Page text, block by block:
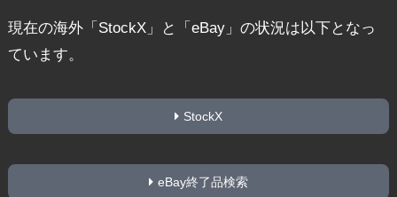
現在の海外「StockX」と「eBay」の状況は以下となっ
ています。
StockX
eBay終了品検索